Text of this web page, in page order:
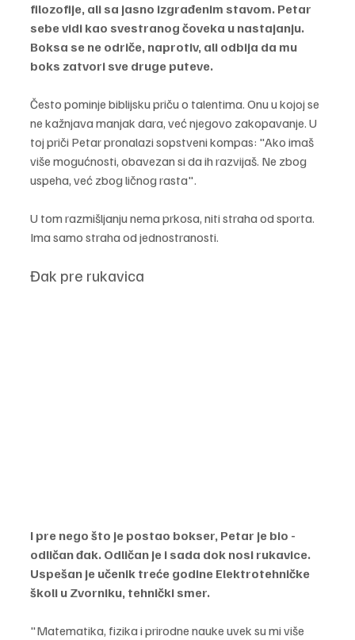
filozofije, ali sa jasno izgrađenim stavom. Petar
sebe vidi kao svestranog čoveka u nastajanju.
Boksa se ne odriče, naprotiv, ali odbija da mu
boks zatvori sve druge puteve.
Često pominje biblijsku priču o talentima. Onu u kojoj se
ne kažnjava manjak dara, već njegovo zakopavanje. U
toj priči Petar pronalazi sopstveni kompas: "Ako imaš
više mogućnosti, obavezan si da ih razvijaš. Ne zbog
uspeha, već zbog ličnog rasta".
U tom razmišljanju nema prkosa, niti straha od sporta.
Ima samo straha od jednostranosti.
Đak pre rukavica
I pre nego što je postao bokser, Petar je bio -
odličan đak. Odličan je i sada dok nosi rukavice.
Uspešan je učenik treće godine Elektrotehničke
školi u Zvorniku, tehnički smer.
"Matematika, fizika i prirodne nauke uvek su mi više